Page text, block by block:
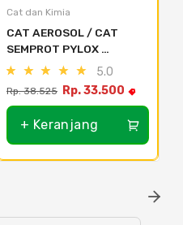
Cat dan Kimia
CAT AEROSOL / CAT
SEMPROT PYLOX
NIPPON PAINT - SEMUA
Orange
5.0
Rp. 38.525 Rp. 33.500
+ Keranjang